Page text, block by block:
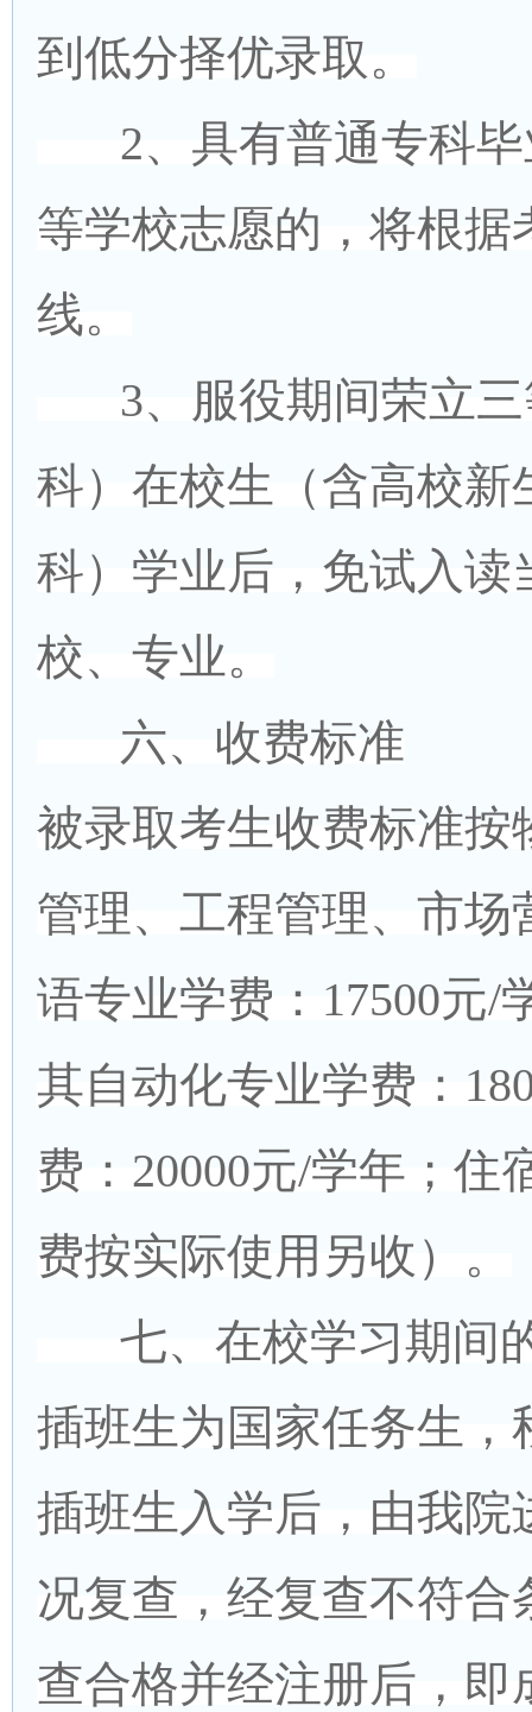
到低分择优录取。
2、具有普通专科毕
等学校志愿的，将根
线。
3、服役期间荣立三
科）在校生（含高校
科）学业后，免试入
校、专业。
六、收费标准
被录取考生收费标准
管理、工程管理、市
语专业学费：17500元/
其自动化专业学费：
费：20000元/学年；住
费按实际使用另收）。
七、在校学习期间
插班生为国家任务生
插班生入学后，由我
况复查，经复查不符
查合格并经注册后，